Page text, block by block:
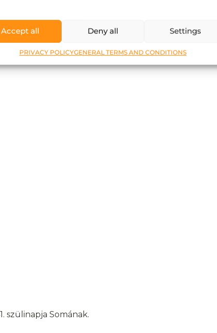
Accept all Deny all Settings
PRIVACY POLICYGENERAL TERMS AND CONDITIONS
szülinapja Somának.